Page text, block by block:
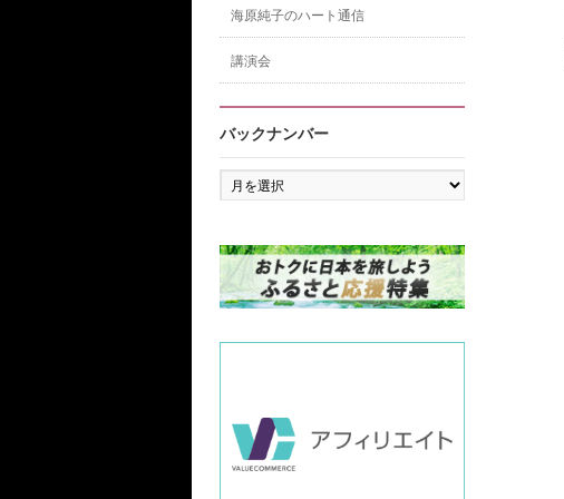
海原純子のハート通信
講演会
バックナンバー
バ
ッ
ン
バ
ー